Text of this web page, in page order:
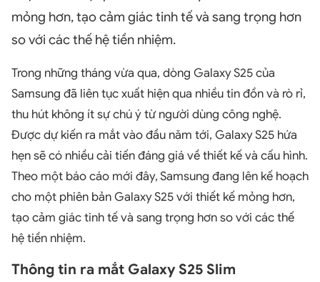
mỏng hơn, tạo cảm giác tinh tế và sang trọng hơn
so với các thế hệ tiền nhiệm.
Trong những tháng vừa qua, dòng Galaxy S25 của
Samsung đã liên tục xuất hiện qua nhiều tin đồn và rò rỉ,
thu hút không ít sự chú ý từ người dùng công nghệ.
Được dự kiến ra mắt vào đầu năm tới, Galaxy S25 hứa
hẹn sẽ có nhiều cải tiến đáng giá về thiết kế và cấu hình.
Theo một báo cáo mới đây, Samsung đang lên kế hoạch
cho một phiên bản Galaxy S25 với thiết kế mỏng hơn,
tạo cảm giác tinh tế và sang trọng hơn so với các thế
hệ tiền nhiệm.
Thông tin ra mắt Galaxy S25 Slim